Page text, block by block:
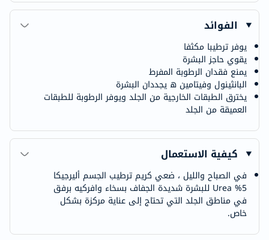
الفوائد
يوفر ترطيبا مكثفا
يقوي حاجز البشرة
يمنع فقدان الرطوبة المفرط
البانثينول وفيتامين ه يجددان البشرة
يخترق الطبقات الخارجية من الجلد ويوفر الرطوبة للطبقات
العميقة من الجلد
كيفية الاستعمال
في الصباح والليل ، ضعي كريم ترطيب الجسم أليرجيكا
5% Urea للبشرة شديدة الجفاف بسخاء وافركيه برفق
في مناطق الجلد التي تحتاج إلى عناية مركزة بشكل
خاص.